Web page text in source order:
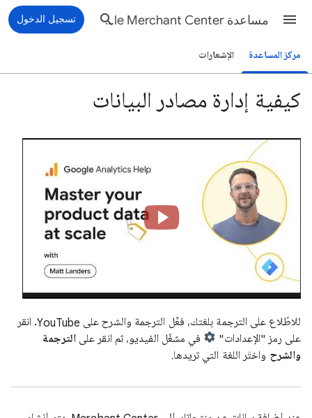
مساعدة Google Merchant Center تسجيل الدخول
مركز المساعدة الإشعارات
كيفية إدارة مصادر البيانات
للاطّلاع على الترجمة بلغتك، فعِّل الترجمة والشرح على YouTube. انقر
على رمز "الإعدادات"
في مشغّل الفيديو، ثم انقر علىالترجمة
والشرح واختَر اللغة التي تريدها.